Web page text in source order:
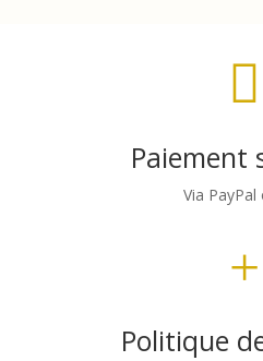

Paiement
Via PayPal
+
Politique